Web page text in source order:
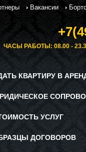
Вакансии
ЧАСЫ РАБОТЫ: 08.00 -
КВАРТИРУ В
УСЛУГ
ДОГОВОРОВ